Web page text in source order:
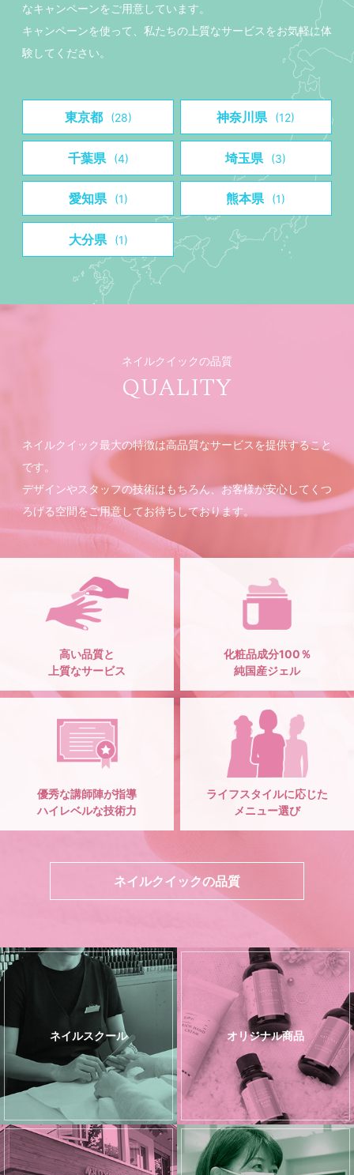
なキャンペーンをご用意しています。
キャンペーンを使って、私たちの上質なサービスをお気軽に体
験してください。
東京都 (28) 神奈川県 (12)
千葉県 (4) 埼玉県 (3)
愛知県 (1) 熊本県 (1)
大分県 (1)
ネイルクイックの品質
QUALITY
ネイルクイック最大の特徴は高品質なサービスを提供すること
です。
デザインやスタッフの技術はもちろん、お客様が安心してくつ
ろげる空間をご用意してお待ちしております。
高い品質と
上質なサービス
化粧品成分100％
純国産ジェル
優秀な講師陣が指導
ハイレベルな技術力
ライフスタイルに応じた
メニュー選び
ネイルクイックの品質
ネイルスクール オリジナル商品